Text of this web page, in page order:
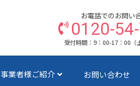
お電話でのお問い
0120-
受付時間：9：00-17：00（
業者様ご紹介 お問い合わせ